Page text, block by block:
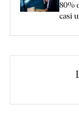
80%
casi